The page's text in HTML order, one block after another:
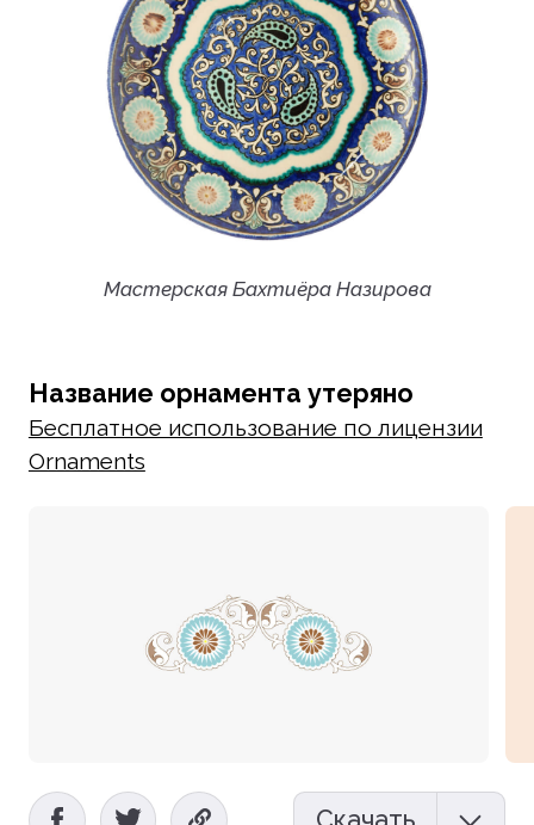
Мастерская Бахтиёра Назирова
Название орнамента утеряно
Бесплатное использование по лицензии
Ornaments